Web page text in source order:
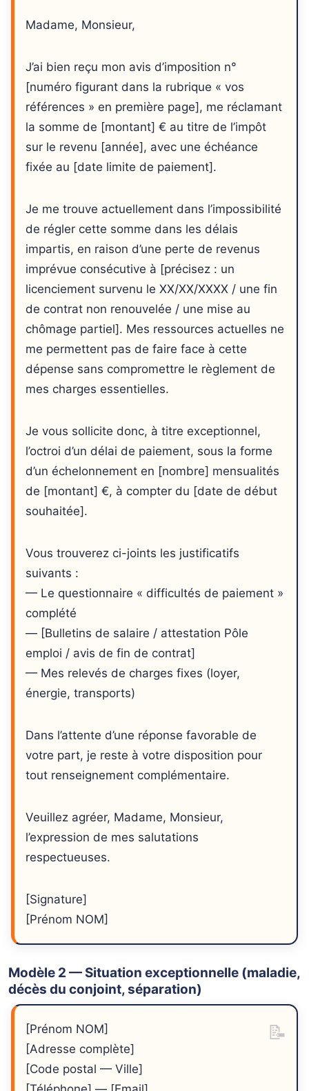
Madame, Monsieur,
J’ai bien reçu mon avis d’imposition n°
[numéro figurant dans la rubrique « vos
références » en première page], me réclamant
la somme de [montant] € au titre de l’impôt
sur le revenu [année], avec une échéance
fixée au [date limite de paiement].
Je me trouve actuellement dans l’impossibilité
de régler cette somme dans les délais
impartis, en raison d’une perte de revenus
imprévue consécutive à [précisez : un
licenciement survenu le XX/XX/XXXX / une fin
de contrat non renouvelée / une mise au
chômage partiel]. Mes ressources actuelles ne
me permettent pas de faire face à cette
dépense sans compromettre le règlement de
mes charges essentielles.
Je vous sollicite donc, à titre exceptionnel,
l’octroi d’un délai de paiement, sous la forme
d’un échelonnement en [nombre] mensualités
de [montant] €, à compter du [date de début
souhaitée].
Vous trouverez ci-joints les justificatifs
suivants :
— Le questionnaire « difficultés de paiement »
complété
— [Bulletins de salaire / attestation Pôle
emploi / avis de fin de contrat]
— Mes relevés de charges fixes (loyer,
énergie, transports)
Dans l’attente d’une réponse favorable de
votre part, je reste à votre disposition pour
tout renseignement complémentaire.
Veuillez agréer, Madame, Monsieur,
l’expression de mes salutations
respectueuses.
[Signature]
[Prénom NOM]
Modèle 2 — Situation exceptionnelle (maladie,
décès du conjoint, séparation)
[Prénom NOM]
[Adresse complète]
[Code postal — Ville]